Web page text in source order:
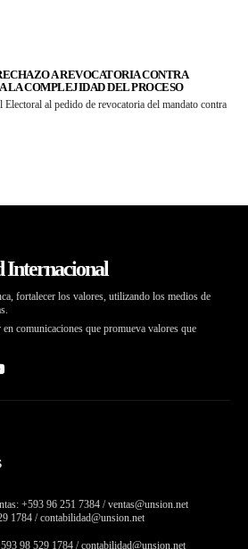
A REVOCATORIA CONTRA
LA COMPLEJIDAD DEL PROCESO
al pedido de revocatoria del mandato contra
Internacional
fortalecer los valores, utilizando los medios de
comunicaciones que promueva valores que
+593 96 251 7384 / ventas@unsion.net
1784 / contabilidad@unsion.net
98 529 1784 / contabilidad@unsion.net